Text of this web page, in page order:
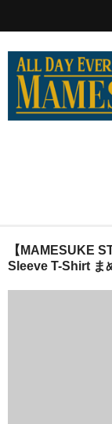
ホーム
【MAMESUKE
Sleeve T-Shirt ま